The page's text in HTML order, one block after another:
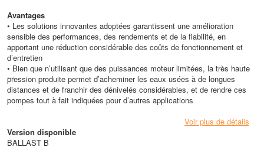
Avantages
• Les solutions innovantes adoptées garantissent une amélioration
sensible des performances, des rendements et de la fiabilité, en
apportant une réduction considérable des coûts de fonctionnement et
d’entretien
• Bien que n’utilisant que des puissances moteur limitées, la très haute
pression produite permet d’acheminer les eaux usées à de longues
distances et de franchir des dénivelés considérables, et de rendre ces
pompes tout à fait indiquées pour d’autres applications
• Corps de pompe : Fonte grise
• Manille : Acier inox
Voir plus de détails
Version disponible
BALLAST B